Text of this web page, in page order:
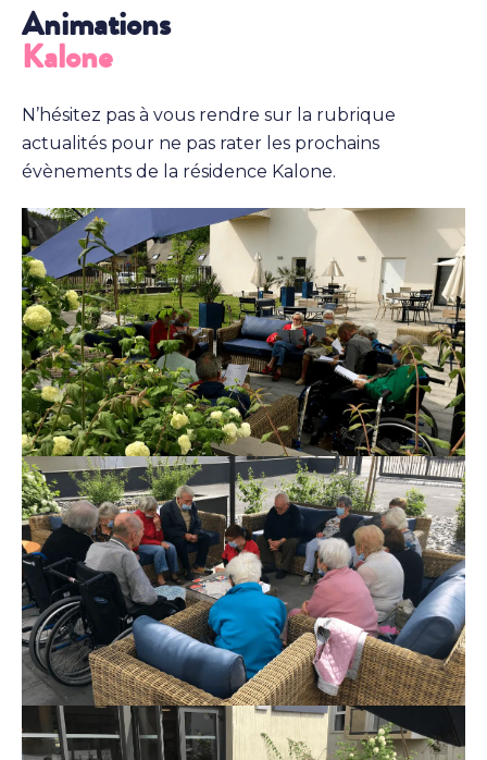
Animations
Kalone
N’hésitez pas à vous rendre sur la rubrique
actualités pour ne pas rater les prochains
évènements de la résidence Kalone.